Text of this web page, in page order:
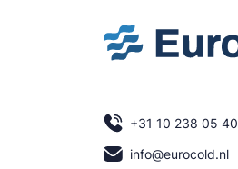
+31 10 238 05 40
info@eurocold.nl